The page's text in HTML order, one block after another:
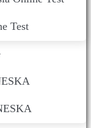
Test
Maju Terus,